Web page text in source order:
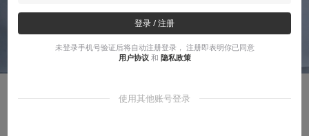
知识挖掘机
登录 / 注册
未登录手机号验证后将自动注册登录， 注册即表明你已同意
用户协议 和 隐私政策
使用其他账号登录